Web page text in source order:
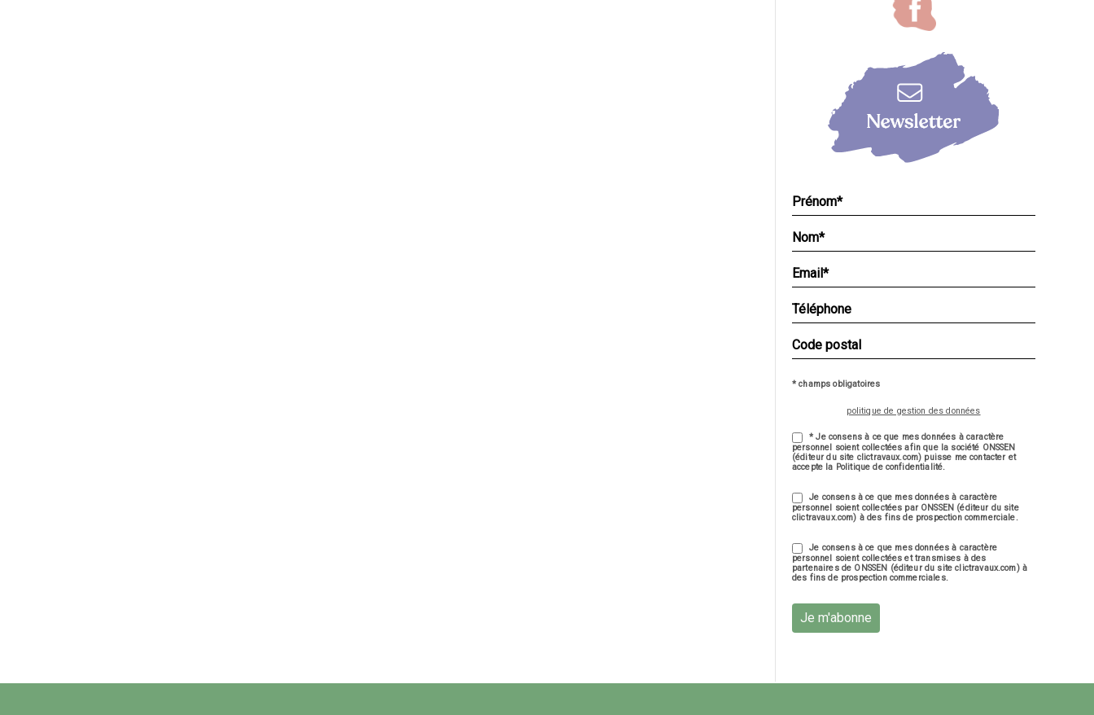
* champs obligatoires
politique de gestion des données
* Je consens à ce que mes données à caractère
personnel soient collectées afin que la société ONSSEN
(éditeur du site clictravaux.com) puisse me contacter et
accepte la Politique de confidentialité.
Je consens à ce que mes données à caractère
personnel soient collectées par ONSSEN (éditeur du site
clictravaux.com) à des fins de prospection commerciale.
Je consens à ce que mes données à caractère
personnel soient collectées et transmises à des
partenaires de ONSSEN (éditeur du site clictravaux.com) à
des fins de prospection commerciales.
Je m'abonne